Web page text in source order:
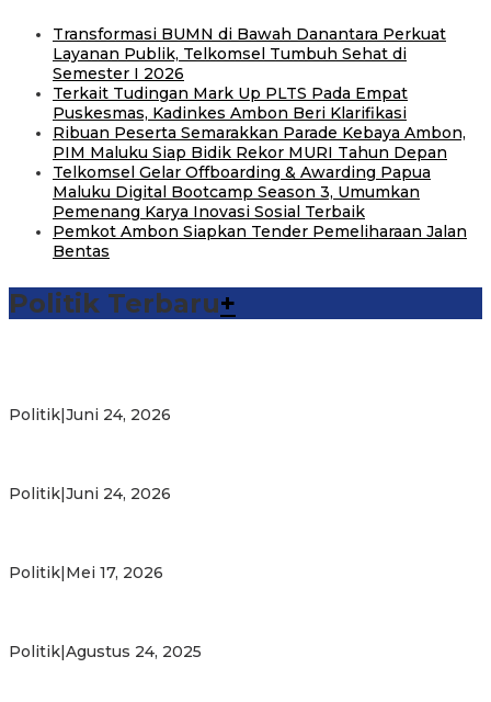
Transformasi BUMN di Bawah Danantara Perkuat
Layanan Publik, Telkomsel Tumbuh Sehat di
Semester I 2026
Terkait Tudingan Mark Up PLTS Pada Empat
Puskesmas, Kadinkes Ambon Beri Klarifikasi
Ribuan Peserta Semarakkan Parade Kebaya Ambon,
PIM Maluku Siap Bidik Rekor MURI Tahun Depan
Telkomsel Gelar Offboarding & Awarding Papua
Maluku Digital Bootcamp Season 3, Umumkan
Pemenang Karya Inovasi Sosial Terbaik
Pemkot Ambon Siapkan Tender Pemeliharaan Jalan
Bentas
Politik Terbaru+
Politik Juni 24, 2026
Politik Juni 24, 2026
Politik Mei 17, 2026
Politik Agustus 24, 2025